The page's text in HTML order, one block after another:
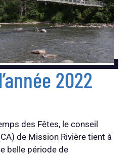
2022
des Fêtes, le conseil
de Mission Rivière tient à
belle période de